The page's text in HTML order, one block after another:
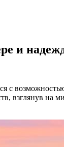
и
с
на